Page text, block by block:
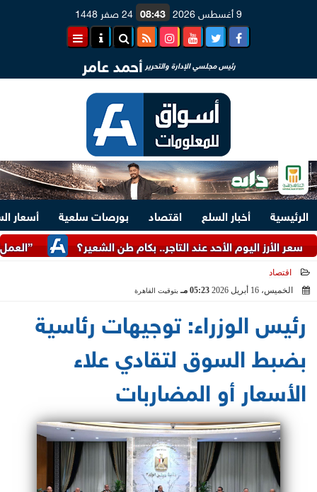
9 أغسطس 2026 08:43 24 صفر 1448
رئيس مجلسي الإدارة والتحرير أحمد عامر
الرئيسية أخبار السلع اقتصاد بورصات سلعية
أسعار
”العمل”: توفير 3070 فرصة عمل بمجموعة طلعت مصطفى
اليوم الأحد عند التاجر.. بكام طن الشعير؟
اقتصاد
الخميس، 16 أبريل 2026
05:23 مـ بتوقيت القاهرة
رئيس الوزراء: توجيهات رئاسية
بضبط السوق لتقادي علاء
الأسعار أو المضاربات